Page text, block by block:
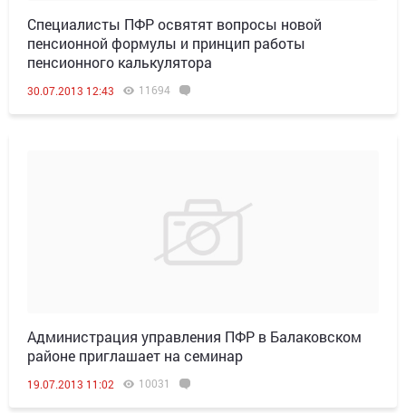
Специалисты ПФР освятят вопросы новой
пенсионной формулы и принцип работы
пенсионного калькулятора
30.07.2013 12:43 11694
Администрация управления ПФР в Балаковском
районе приглашает на семинар
19.07.2013 11:02 10031